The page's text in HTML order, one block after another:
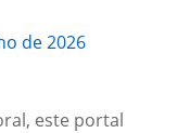
de 2026
este portal